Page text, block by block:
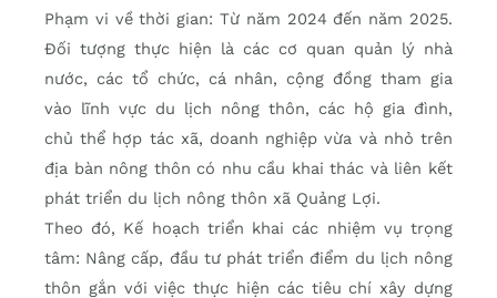
Phạm vi về thời gian: Từ năm 2024 đến năm 2025.
Đối tượng thực hiện là các cơ quan quản lý nhà
nước, các tổ chức, cá nhân, cộng đồng tham gia
vào lĩnh vực du lịch nông thôn, các hộ gia đình,
chủ thể hợp tác xã, doanh nghiệp vừa và nhỏ trên
địa bàn nông thôn có nhu cầu khai thác và liên kết
phát triển du lịch nông thôn xã Quảng Lợi.
Theo đó, Kế hoạch triển khai các nhiệm vụ trọng
tâm: Nâng cấp, đầu tư phát triển điểm du lịch nông
thôn gắn với việc thực hiện các tiêu chí xây dựng